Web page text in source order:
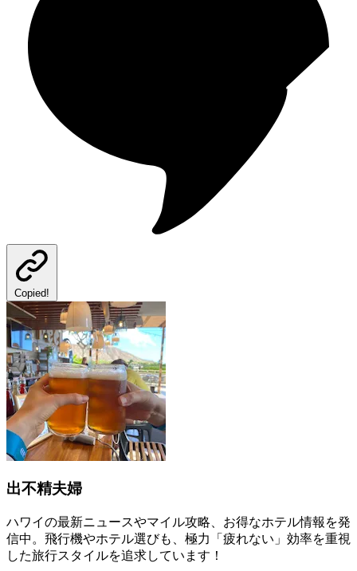
Copied!
出不精夫婦
ハワイの最新ニュースやマイル攻略、お得なホテル情報を発
信中。飛行機やホテル選びも、極力「疲れない」効率を重視
した旅行スタイルを追求しています！